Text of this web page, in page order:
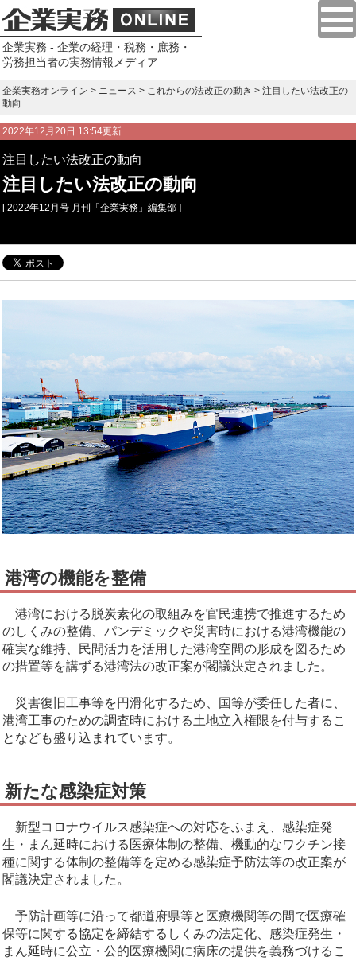
企業実務 - 企業の経理・税務・庶務・
労務担当者の実務情報メディア
企業実務オンライン > ニュース > これからの法改正の動き > 注目したい法改正の
動向
2022年12月20日 13:54更新
注目したい法改正の動向
注目したい法改正の動向
[ 2022年12月号 月刊「企業実務」編集部 ]
港湾の機能を整備
港湾における脱炭素化の取組みを官民連携で推進するため
のしくみの整備、パンデミックや災害時における港湾機能の
確実な維持、民間活力を活用した港湾空間の形成を図るため
の措置等を講ずる港湾法の改正案が閣議決定されました。
災害復旧工事等を円滑化するため、国等が委任した者に、
港湾工事のための調査時における土地立入権限を付与するこ
となども盛り込まれています。
新たな感染症対策
新型コロナウイルス感染症への対応をふまえ、感染症発
生・まん延時における医療体制の整備、機動的なワクチン接
種に関する体制の整備等を定める感染症予防法等の改正案が
閣議決定されました。
予防計画等に沿って都道府県等と医療機関等の間で医療確
保等に関する協定を締結するしくみの法定化、感染症発生・
まん延時に公立・公的医療機関に病床の提供を義務づけるこ